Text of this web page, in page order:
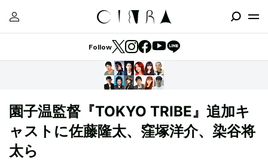
Follow
園子温監督『TOKYO TRIBE』追加キ
ャストに佐藤隆太、窪塚洋介、染谷将
太ら